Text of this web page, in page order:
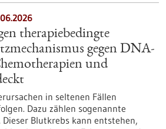
therapiebedingte
gegen DNA-
und
in seltenen Fällen
Dazu zählen sogenannte
Blutkrebs kann entstehen,